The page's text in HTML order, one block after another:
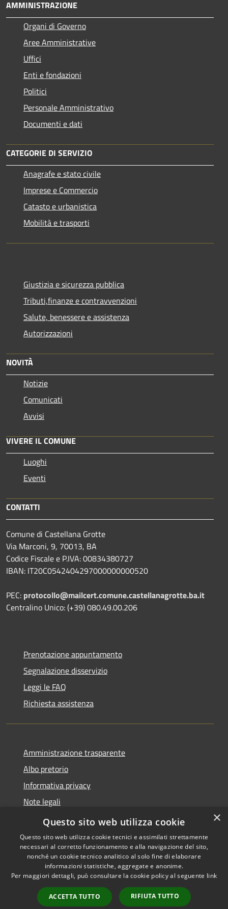
AMMINISTRAZIONE
Organi di Governo
Aree Amministrative
Uffici
Enti e fondazioni
Politici
Personale Amministrativo
Documenti e dati
CATEGORIE DI SERVIZIO
Anagrafe e stato civile
Imprese e Commercio
Catasto e urbanistica
Mobilità e trasporti
Giustizia e sicurezza pubblica
Tributi,finanze e contravvenzioni
Salute, benessere e assistenza
Autorizzazioni
NOVITÀ
Notizie
Comunicati
Avvisi
VIVERE IL COMUNE
Luoghi
Eventi
CONTATTI
Comune di Castellana Grotte
Via Marconi, 9, 70013, BA
Codice Fiscale e P.IVA: 00834380727
IBAN: IT20C0542404297000000000520
PEC: protocollo@mailcert.comune.castellanagrotte.ba.it
Centralino Unico: (+39) 080.49.00.206
Prenotazione appuntamento
Segnalazione disservizio
Leggi le FAQ
Richiesta assistenza
Amministrazione trasparente
Albo pretorio
Informativa privacy
Note legali
Dichiarazione di accessibilità
Accessibilità
Copyright © 2026 • Comune di
Castellana Grotte • Powered
byMunicipium
Accesso
redazione
×
Questo sito web utilizza cookie
Questo sito web utilizza cookie tecnici e assimilati strettamente
necessari al corretto funzionamento e alla navigazione del sito,
nonché un cookie tecnico analitico al solo fine di elaborare
informazioni statistiche, aggregate e anonime.
Per maggiori dettagli, può consultare la cookie policy al seguente link
ACCETTA TUTTO RIFIUTA TUTTO